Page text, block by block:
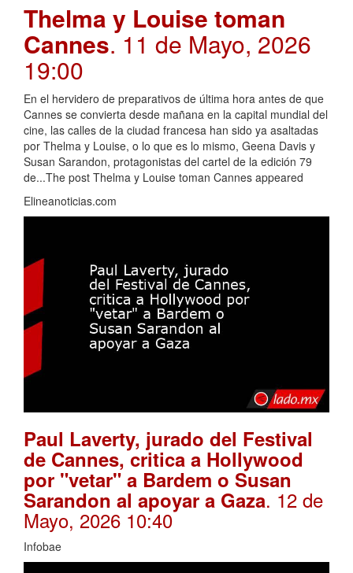
Thelma y Louise toman
Cannes. 11 de Mayo, 2026
19:00
En el hervidero de preparativos de última hora antes de que
Cannes se convierta desde mañana en la capital mundial del
cine, las calles de la ciudad francesa han sido ya asaltadas
por Thelma y Louise, o lo que es lo mismo, Geena Davis y
Susan Sarandon, protagonistas del cartel de la edición 79
de...The post Thelma y Louise toman Cannes appeared
Elineanoticias.com
Paul Laverty, jurado del Festival
de Cannes, critica a Hollywood
por "vetar" a Bardem o Susan
Sarandon al apoyar a Gaza. 12 de
Mayo, 2026 10:40
Infobae